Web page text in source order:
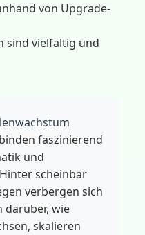
von Upgrade-
sind vielfältig und
faszinierend
und
scheinbar
verbergen sich
darüber, wie
skalieren